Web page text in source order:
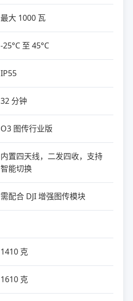
最大 1000 瓦
-25°C 至 45°C
IP55
32 分钟
O3 图传行业版
内置四天线，二发四收，支持
智能切换
需配合 DJI 增强图传模块
1410 克
1610 克